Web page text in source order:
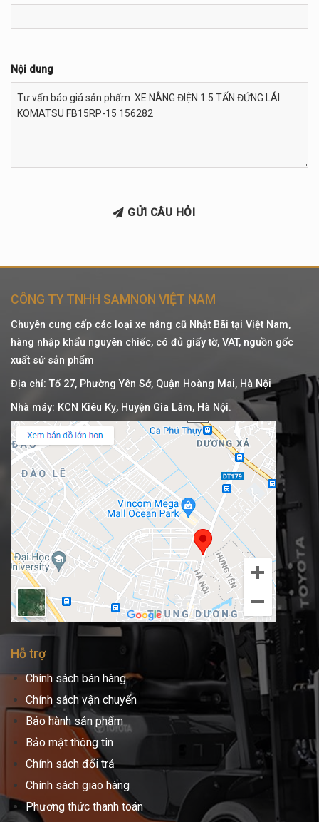
Nội dung
GỬI CÂU HỎI
CÔNG TY TNHH SAMNON VIỆT NAM
Chuyên cung cấp các loại xe nâng cũ Nhật Bãi tại Việt Nam,
hàng nhập khẩu nguyên chiếc, có đủ giấy tờ, VAT, nguồn gốc
xuất sứ sản phẩm
Địa chỉ: Tổ 27, Phường Yên Sở, Quận Hoàng Mai, Hà Nội
Nhà máy: KCN Kiêu Kỵ, Huyện Gia Lâm, Hà Nội.
Hỗ trợ
Chính sách bán hàng
Chính sách vận chuyển
Bảo hành sản phẩm
Bảo mật thông tin
Chính sách đổi trả
Chính sách giao hàng
Phương thức thanh toán